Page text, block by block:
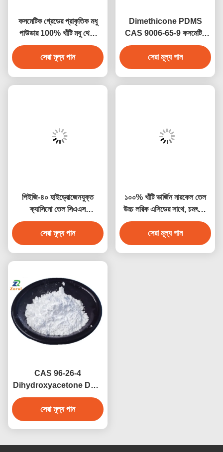
কসমেটিক গ্রেডের প্রাকৃতিক মধু
পাউডার 100% খাঁটি মধু থেকে
উদ্ভূত ত্বক এবং চুলের যত্নের জন্য
ময়শ্চারাইজিং হিউমিটেন্ট
সেরা মূল্য পান
Dimethicone PDMS
CAS 9006-65-9 কসমেটিক
গ্রেড সিলিকন অয়েল ইমোলিয়েন্ট
স্কিন প্রোটেক্ট্যান্ট ফর লোশন ক্রিম
কেয়ার
সেরা মূল্য পান
পিইজি-৪০ হাইড্রোজেনযুক্ত
ক্যাসিনো তেল সিএএস
৬১৭৮৮-৮৫-০ কসমেটিক গ্রেড
অনিওনিক দ্রাবক
সেরা মূল্য পান
১০০% খাঁটি ভার্জিন নারকেল তেল
উচ্চ লরিক এসিডের সাথে, চমৎকার
অক্সিডেটিভ স্থিতিশীলতা, এবং
উচ্চতর ময়শ্চারাইজিং বৈশিষ্ট্য
সেরা মূল্য পান
CAS 96-26-4
Dihydroxyacetone DHA
99% কসমেটিক গ্রেড স্ব-ট্যানিং
অ্যাক্টিভ এজেন্ট সানলেস স্কিনকেয়ার
পণ্যগুলির জন্য
সেরা মূল্য পান